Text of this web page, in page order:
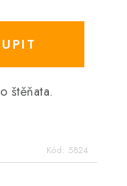
štěňata.
Kód: 5824